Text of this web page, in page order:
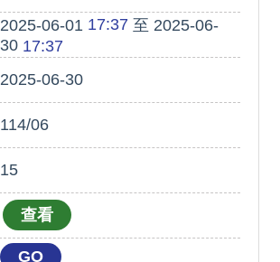
2025-06-01 17:37 至 2025-06-
3017:37
2025-06-30
114/06
15
GO